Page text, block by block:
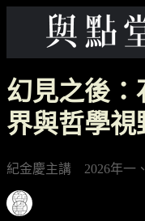
幻見之後：
界與哲學視
紀金慶主講 2026年一